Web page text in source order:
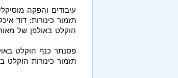
עיבודים והפקה
תזמור כינורות: דוד
הוקלט באולפן של
פסנתר כנף הוקלט
תזמור כינורות הוקלט